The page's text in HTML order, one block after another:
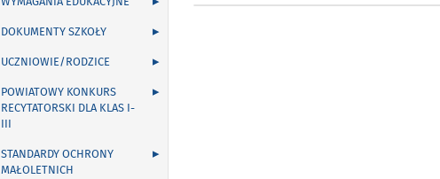
DOKUMENTY SZKOŁY
UCZNIOWIE/RODZICE
POWIATOWY KONKURS
RECYTATORSKI DLA KLAS I-
III
STANDARDY OCHRONY
MAŁOLETNICH